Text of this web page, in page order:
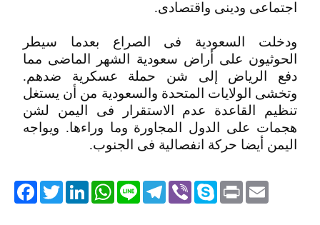
اجتماعى ودينى واقتصادى.
ودخلت السعودية فى الصراع بعدما سيطر
الحوثيون على أراض سعودية الشهر الماضى مما
دفع الرياض إلى شن حملة عسكرية ضدهم.
وتخشى الولايات المتحدة والسعودية من أن يستغل
تنظيم القاعدة عدم الاستقرار فى اليمن لشن
هجمات على الدول المجاورة وما وراءها. ويواجه
اليمن أيضا حركة انفصالية فى الجنوب.
TwitterLinkedIn
WhatsApp Line
Telegram ViberSkype PrintEmail